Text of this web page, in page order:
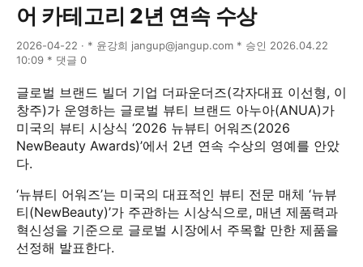
어 카테고리 2년 연속 수상
2026-04-22 · * 윤강희 jangup@jangup.com * 승인 2026.04.22
10:09 * 댓글 0
글로벌 브랜드 빌더 기업 더파운더즈(각자대표 이선형, 이
창주)가 운영하는 글로벌 뷰티 브랜드 아누아(ANUA)가
미국의 뷰티 시상식 ‘2026 뉴뷰티 어워즈(2026
NewBeauty Awards)’에서 2년 연속 수상의 영예를 안았
다.
‘뉴뷰티 어워즈’는 미국의 대표적인 뷰티 전문 매체 ‘뉴뷰
티(NewBeauty)’가 주관하는 시상식으로, 매년 제품력과
혁신성을 기준으로 글로벌 시장에서 주목할 만한 제품을
선정해 발표한다.